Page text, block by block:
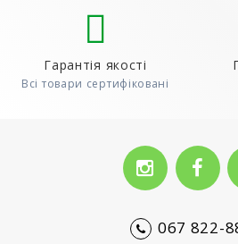
Гарантія якості
Всі товари сертифіковані
067 822-